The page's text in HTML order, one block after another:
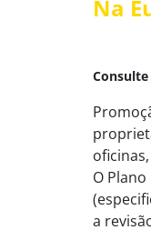
Na
Consulte
O
a